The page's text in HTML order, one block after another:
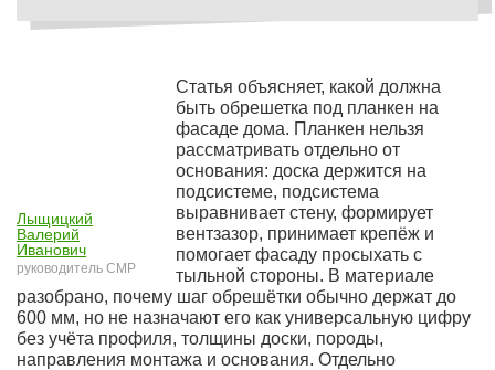
Лыщицкий
Валерий
Иванович
руководитель СМР
Статья объясняет, какой должна
быть обрешетка под планкен на
фасаде дома. Планкен нельзя
рассматривать отдельно от
основания: доска держится на
подсистеме, подсистема
выравнивает стену, формирует
вентзазор, принимает крепёж и
помогает фасаду просыхать с
тыльной стороны. В материале
разобрано, почему шаг обрешётки обычно держат до
600 мм, но не назначают его как универсальную цифру
без учёта профиля, толщины доски, породы,
направления монтажа и основания. Отдельно